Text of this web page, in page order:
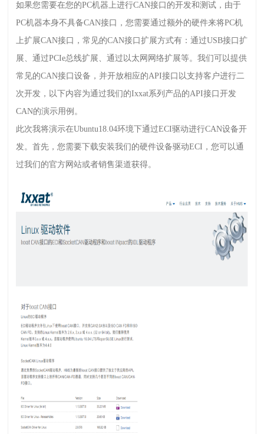
如果您需要在您的PC机器上进行CAN接口的开发和测试，由于
PC机器本身不具备CAN接口，您需要通过额外的硬件来将PC机
上扩展CAN接口，常见的CAN接口扩展方式有：通过USB接口扩
展、通过PCIe总线扩展、通过以太网网络扩展等。我们可以提供
常见的CAN接口设备，并开放相应的API接口以支持客户进行二
次开发，以下内容为通过我们的Ixxat系列产品的API接口开发
CAN的演示用例。
此次我将演示在Ubuntu18.04环境下通过ECI驱动进行CAN设备开
发。首先，您需要下载安装我们的硬件设备驱动ECI ，您可以通
过我们的官方网站或者销售渠道获得。